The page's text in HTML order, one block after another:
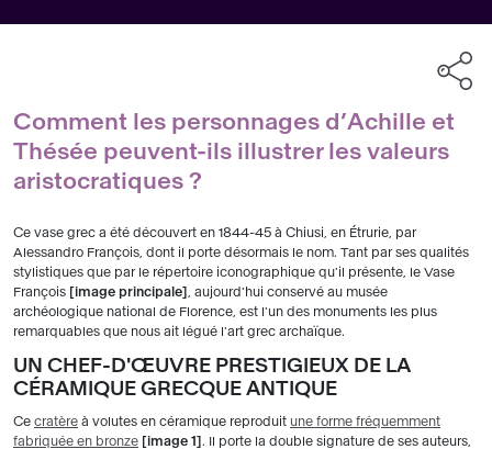
Comment les personnages d’Achille et
Thésée peuvent-ils illustrer les valeurs
aristocratiques ?
Ce vase grec a été découvert en 1844-45 à Chiusi, en Étrurie, par
Alessandro François, dont il porte désormais le nom. Tant par ses qualités
stylistiques que par le répertoire iconographique qu'il présente, le Vase
François
image principale
, aujourd'hui conservé au musée
archéologique national de Florence, est l'un des monuments les plus
remarquables que nous ait légué l'art grec archaïque.
UN CHEF-D'ŒUVRE PRESTIGIEUX DE LA
CÉRAMIQUE GRECQUE ANTIQUE
Ce cratère à volutes en céramique reproduit une forme fréquemment
fabriquée en bronze
image 1
. Il porte la double signature de ses auteurs,